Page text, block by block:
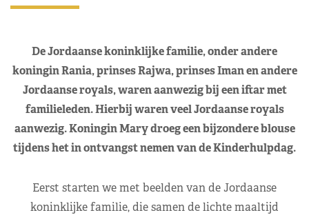
De Jordaanse koninklijke familie, onder andere
koningin Rania, prinses Rajwa, prinses Iman en andere
Jordaanse royals, waren aanwezig bij een iftar met
familieleden. Hierbij waren veel Jordaanse royals
aanwezig. Koningin Mary droeg een bijzondere blouse
tijdens het in ontvangst nemen van de Kinderhulpdag.
Eerst starten we met beelden van de Jordaanse
koninklijke familie, die samen de lichte maaltijd